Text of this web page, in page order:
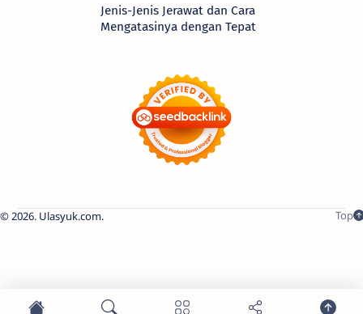
Jenis-Jenis Jerawat dan Cara
Mengatasinya dengan Tepat
2026. Ulasyuk.com.